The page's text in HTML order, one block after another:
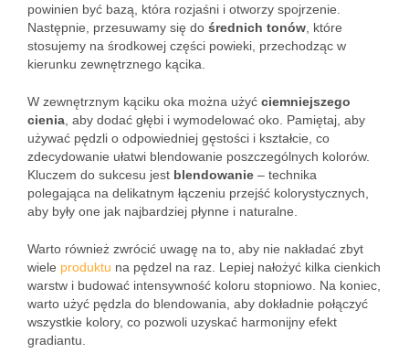
powinien być bazą, która rozjaśni i otworzy spojrzenie.
Następnie, przesuwamy się do średnich tonów , które
stosujemy na środkowej części powieki, przechodząc w
kierunku zewnętrznego kącika.
W zewnętrznym kąciku oka można użyć ciemniejszego
cienia , aby dodać głębi i wymodelować oko. Pamiętaj, aby
używać pędzli o odpowiedniej gęstości i kształcie, co
zdecydowanie ułatwi blendowanie poszczególnych kolorów.
Kluczem do sukcesu jest blendowanie – technika
polegająca na delikatnym łączeniu przejść kolorystycznych,
aby były one jak najbardziej płynne i naturalne.
Warto również zwrócić uwagę na to, aby nie nakładać zbyt
wiele produktu na pędzel na raz. Lepiej nałożyć kilka cienkich
warstw i budować intensywność koloru stopniowo. Na koniec,
warto użyć pędzla do blendowania, aby dokładnie połączyć
wszystkie kolory, co pozwoli uzyskać harmonijny efekt
gradiantu.